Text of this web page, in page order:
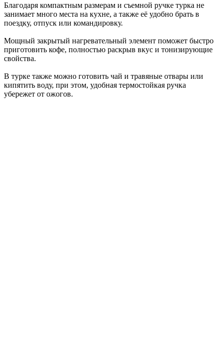
Благодаря компактным размерам и съемной ручке турка не
занимает много места на кухне, а также её удобно брать в
поездку, отпуск или командировку.
Мощный закрытый нагревательный элемент поможет быстро
приготовить кофе, полностью раскрыв вкус и тонизирующие
свойства.
В турке также можно готовить чай и травяные отвары или
кипятить воду, при этом, удобная термостойкая ручка
убережет от ожогов.